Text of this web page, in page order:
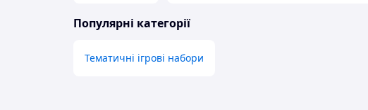
Популярні категорії
Тематичні ігрові набори